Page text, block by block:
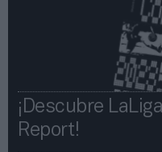
¡Descubre
Report!​​